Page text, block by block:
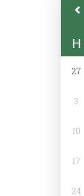
H
27
3
10
17
24